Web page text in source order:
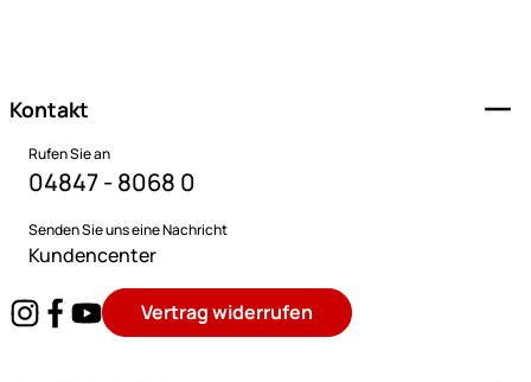
Kontakt
Rufen Sie an
04847 - 8068 0
Senden Sie uns eine Nachricht
Kundencenter
Vertrag widerrufen